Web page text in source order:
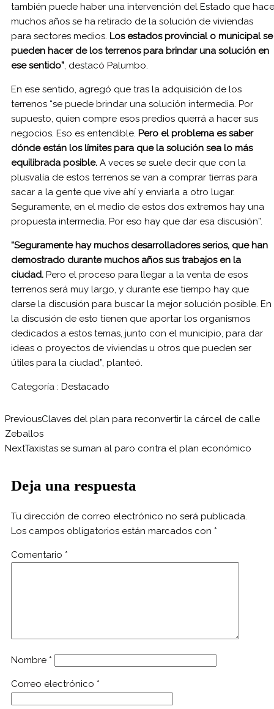
también puede haber una intervención del Estado que hace
muchos años se ha retirado de la solución de viviendas
para sectores medios. Los estados provincial o municipal se
pueden hacer de los terrenos para brindar una solución en
ese sentido”, destacó Palumbo.
En ese sentido, agregó que tras la adquisición de los
terrenos “se puede brindar una solución intermedia. Por
supuesto, quien compre esos predios querrá a hacer sus
negocios. Eso es entendible. Pero el problema es saber
dónde están los límites para que la solución sea lo más
equilibrada posible. A veces se suele decir que con la
plusvalía de estos terrenos se van a comprar tierras para
sacar a la gente que vive ahí y enviarla a otro lugar.
Seguramente, en el medio de estos dos extremos hay una
propuesta intermedia. Por eso hay que dar esa discusión”.
“Seguramente hay muchos desarrolladores serios, que han
demostrado durante muchos años sus trabajos en la
ciudad. Pero el proceso para llegar a la venta de esos
terrenos será muy largo, y durante ese tiempo hay que
darse la discusión para buscar la mejor solución posible. En
la discusión de esto tienen que aportar los organismos
dedicados a estos temas, junto con el municipio, para dar
ideas o proyectos de viviendas u otros que pueden ser
útiles para la ciudad”, planteó.
Categoría : Destacado
PreviousClaves del plan para reconvertir la cárcel de calle
Zeballos
NextTaxistas se suman al paro contra el plan económico
Deja una respuesta
Tu dirección de correo electrónico no será publicada.
Los campos obligatorios están marcados con *
Comentario *
Nombre *
Correo electrónico *